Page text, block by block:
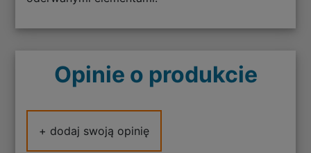
Opinie o produkcie
+ dodaj swoją opinię